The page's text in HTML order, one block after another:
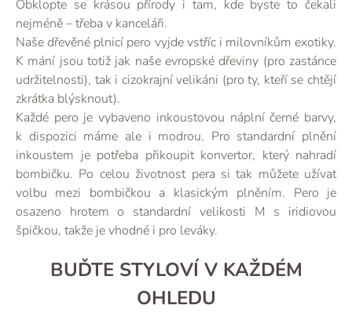
Obklopte se krásou přírody i tam, kde byste to čekali
nejméně – třeba v kanceláři.
Naše dřevěné plnicí pero vyjde vstříc i milovníkům exotiky.
K mání jsou totiž jak naše evropské dřeviny (pro zastánce
udržitelnosti), tak i cizokrajní velikáni (pro ty, kteří se chtějí
zkrátka blýsknout).
Každé pero je vybaveno inkoustovou náplní černé barvy,
k dispozici máme ale i modrou. Pro standardní plnění
inkoustem je potřeba přikoupit konvertor, který nahradí
bombičku. Po celou životnost pera si tak můžete užívat
volbu mezi bombičkou a klasickým plněním. Pero je
osazeno hrotem o standardní velikosti M s iridiovou
špičkou, takže je vhodné i pro leváky.
BUĎTE STYLOVÍ V KAŽDÉM
OHLEDU